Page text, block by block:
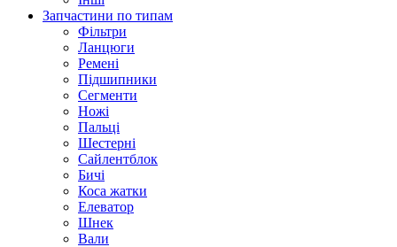
Запчастини по типам
Фільтри
Ланцюги
Ремені
Підшипники
Сегменти
Ножі
Пальці
Шестерні
Сайлентблок
Бичі
Коса жатки
Елеватор
Шнек
Вали